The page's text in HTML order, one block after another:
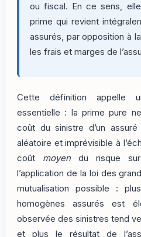
ou fiscal. En ce sens,
prime qui revient
assurés, par opposition à
les frais et marges de
Cette définition appelle
essentielle : la prime pure
coût du sinistre d’un
aléatoire et imprévisible à
coût moyen du risque
l’application de la loi des
mutualisation possible :
homogènes assurés est
observée des sinistres tend
et plus le résultat de